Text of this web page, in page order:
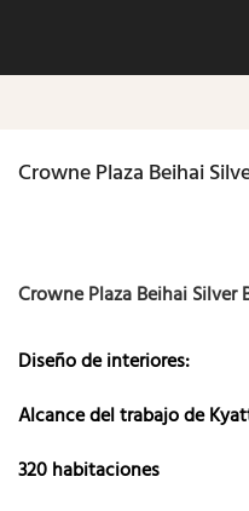
Crowne Plaza Beihai
Crowne Plaza Beihai Silver
Diseño de interiores:
Alcance del trabajo de
320 habitaciones